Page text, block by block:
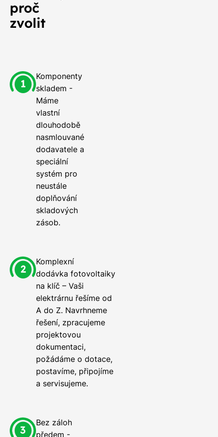
proč
zvolit
Komponenty
skladem -
Máme
vlastní
dlouhodobě
nasmlouvané
dodavatele a
speciální
systém pro
neustále
doplňování
skladových
zásob.
Komplexní
dodávka fotovoltaiky
na klíč – Vaši
elektrárnu řešíme od
A do Z. Navrhneme
řešení, zpracujeme
projektovou
dokumentaci,
požádáme o dotace,
postavíme, připojíme
a servisujeme.
Bez záloh
předem -